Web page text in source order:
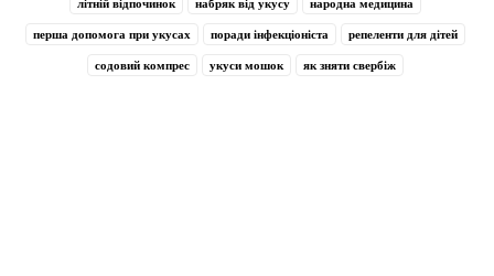
літній відпочинок набряк від укусу народна медицина
перша допомога при укусах поради інфекціоніста репеленти для дітей
содовий компрес укуси мошок як зняти свербіж